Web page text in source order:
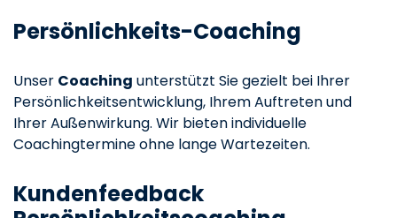
Persönlichkeits-Coaching
Unser Coaching unterstützt Sie gezielt bei Ihrer
Persönlichkeitsentwicklung, Ihrem Auftreten und
Ihrer Außenwirkung. Wir bieten individuelle
Coachingtermine ohne lange Wartezeiten.
Kundenfeedback